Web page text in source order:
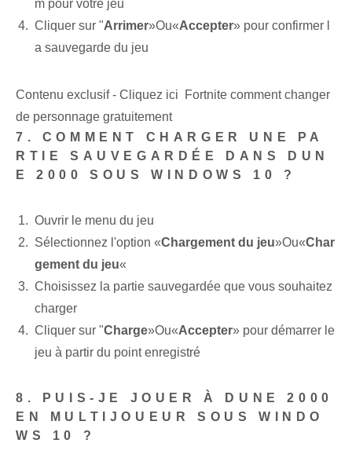
m pour votre jeu
Cliquer sur "Arrimer»Ou«Accepter» pour confirmer l
a sauvegarde du jeu
Contenu exclusif - Cliquez ici Fortnite comment changer
de personnage gratuitement
7. COMMENT CHARGER UNE PA
RTIE SAUVEGARDÉE DANS DUN
E 2000 SOUS WINDOWS 10 ?
Ouvrir le menu du jeu
Sélectionnez l'option «Chargement du jeu»Ou«Char
gement du jeu«
Choisissez la partie sauvegardée que vous souhaitez
charger
Cliquer sur "Charge»Ou«Accepter» pour démarrer le
jeu à partir du point enregistré
8. PUIS-JE JOUER À DUNE 2000
EN MULTIJOUEUR SOUS WINDO
WS 10 ?